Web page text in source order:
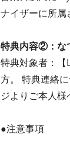
ナイザーに所属
特典内容②：な
特典対象者：【
方。 特典連絡
ジよりご本人
●注意事項